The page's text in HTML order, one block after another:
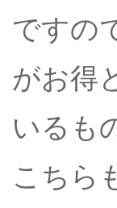
ですの
がお得
いるも
こちら